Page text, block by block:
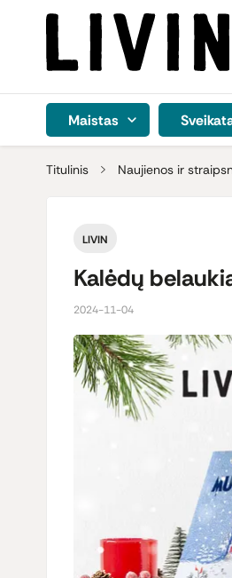
Maistas
Titulinis Naujienos ir
LIVIN
Kalėdų
2024-11-04